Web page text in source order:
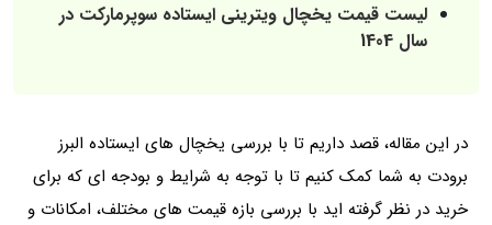
لیست قیمت یخچال ویترینی ایستاده سوپرمارکت در
سال 1404
در این مقاله، قصد داریم تا با بررسی یخچال های ایستاده البرز
برودت به شما کمک کنیم تا با توجه به شرایط و بودجه ای که برای
خرید در نظر گرفته اید با بررسی بازه قیمت‌ های مختلف، امکانات و